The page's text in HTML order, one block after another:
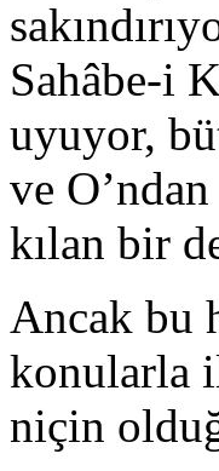
Sahâbe-i
uyuyor,
ve
kılan bir
Ancak bu
konularla
niçin